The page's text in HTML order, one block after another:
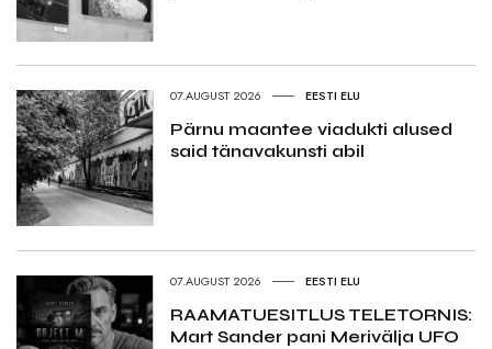
07.AUGUST 2026 EESTI ELU
Pärnu maantee viadukti alused
said tänavakunsti abil
07.AUGUST 2026 EESTI ELU
RAAMATUESITLUS TELETORNIS:
Mart Sander pani Merivälja UFO